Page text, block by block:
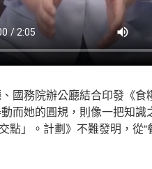
國務院辦公廳結合印發《
而她的圓規，則像一把知識
」。計劃》不難發明，從“